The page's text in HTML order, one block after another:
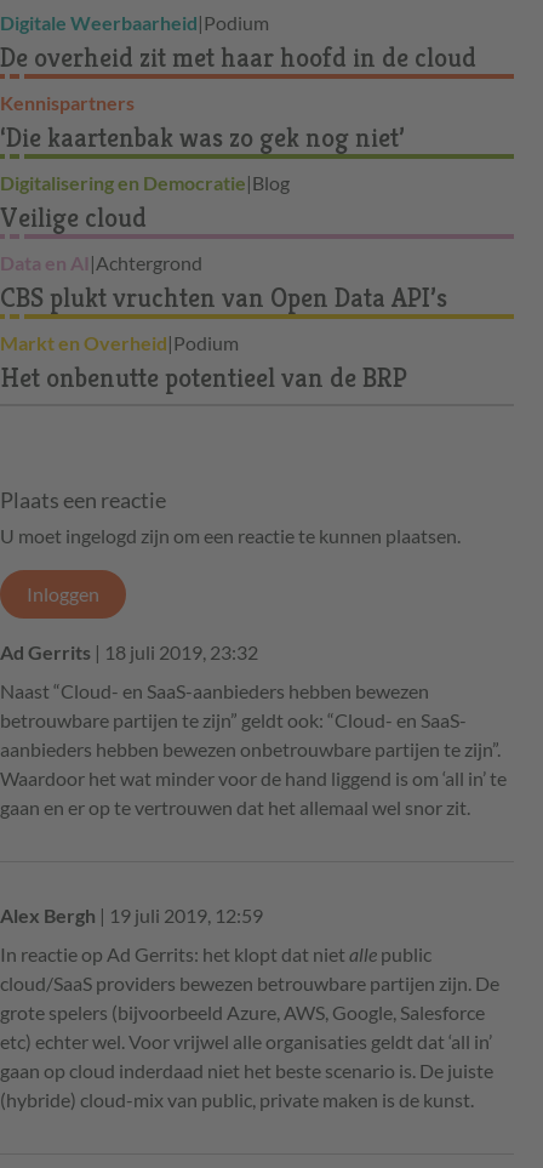
Digitale Weerbaarheid|Podium
De overheid zit met haar hoofd in de cloud
Kennispartners
‘Die kaartenbak was zo gek nog niet’
Digitalisering en Democratie|Blog
Veilige cloud
Data en AI |Achtergrond
CBS plukt vruchten van Open Data API’s
Markt en Overheid|Podium
Het onbenutte potentieel van de BRP
Plaats een reactie
U moet ingelogd zijn om een reactie te kunnen plaatsen.
Inloggen
Ad Gerrits | 18 juli 2019, 23:32
Naast “Cloud- en SaaS-aanbieders hebben bewezen
betrouwbare partijen te zijn” geldt ook: “Cloud- en SaaS-
aanbieders hebben bewezen onbetrouwbare partijen te zijn”.
Waardoor het wat minder voor de hand liggend is om ‘all in’ te
gaan en er op te vertrouwen dat het allemaal wel snor zit.
Alex Bergh | 19 juli 2019, 12:59
In reactie op Ad Gerrits: het klopt dat niet alle public
cloud/SaaS providers bewezen betrouwbare partijen zijn. De
grote spelers (bijvoorbeeld Azure, AWS, Google, Salesforce
etc) echter wel. Voor vrijwel alle organisaties geldt dat ‘all in’
gaan op cloud inderdaad niet het beste scenario is. De juiste
(hybride) cloud-mix van public, private maken is de kunst.